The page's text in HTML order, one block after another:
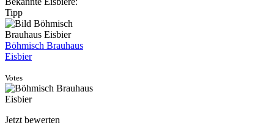
Tipp
Böhmisch Brauhaus
Eisbier
Votes
Jetzt bewerten